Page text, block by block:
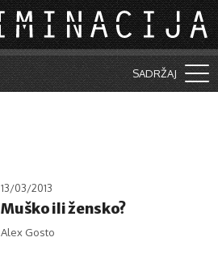
SADRŽAJ
13/03/2013
Muško ili žensko?
Alex Gosto